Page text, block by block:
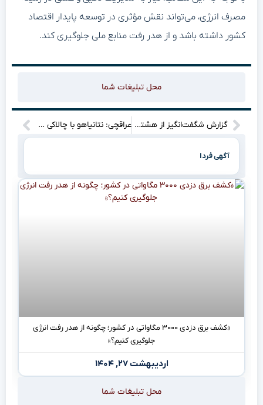
مصرف انرژی، می‌تواند نقش مؤثری در توسعه پایدار اقتصاد
کشور داشته باشد و از هدر رفت منابع ملی جلوگیری کند.
محل تبلیغات شما
گزارش شگفت‌انگیز از هشتمین رویداد UXShiraz: سفر به دنیای رفتار کاربران و طراحی همدلانه در عصر نوآوری دیجیتال عراقچی: نتانیاهو با چالاکی می‌خواهد به ترامپ بگوید در مذاکراتش با ایران چه کارهایی باید انجام دهد و چه کارهایی نباید! اگر هدف نهایی، همانطور که ترامپ گفته، تضمین عدم دستیابی ایران به سلاح هسته‌ای باشد، به توافقی قابل دستیابی خواهیم رسید.
آگهی فردا
«کشف برق دزدی ۳۰۰۰ مگاواتی در کشور؛ چگونه از هدر رفت انرژی
جلوگیری کنیم؟»
اردیبهشت ۲۷, ۱۴۰۴
محل تبلیغات شما